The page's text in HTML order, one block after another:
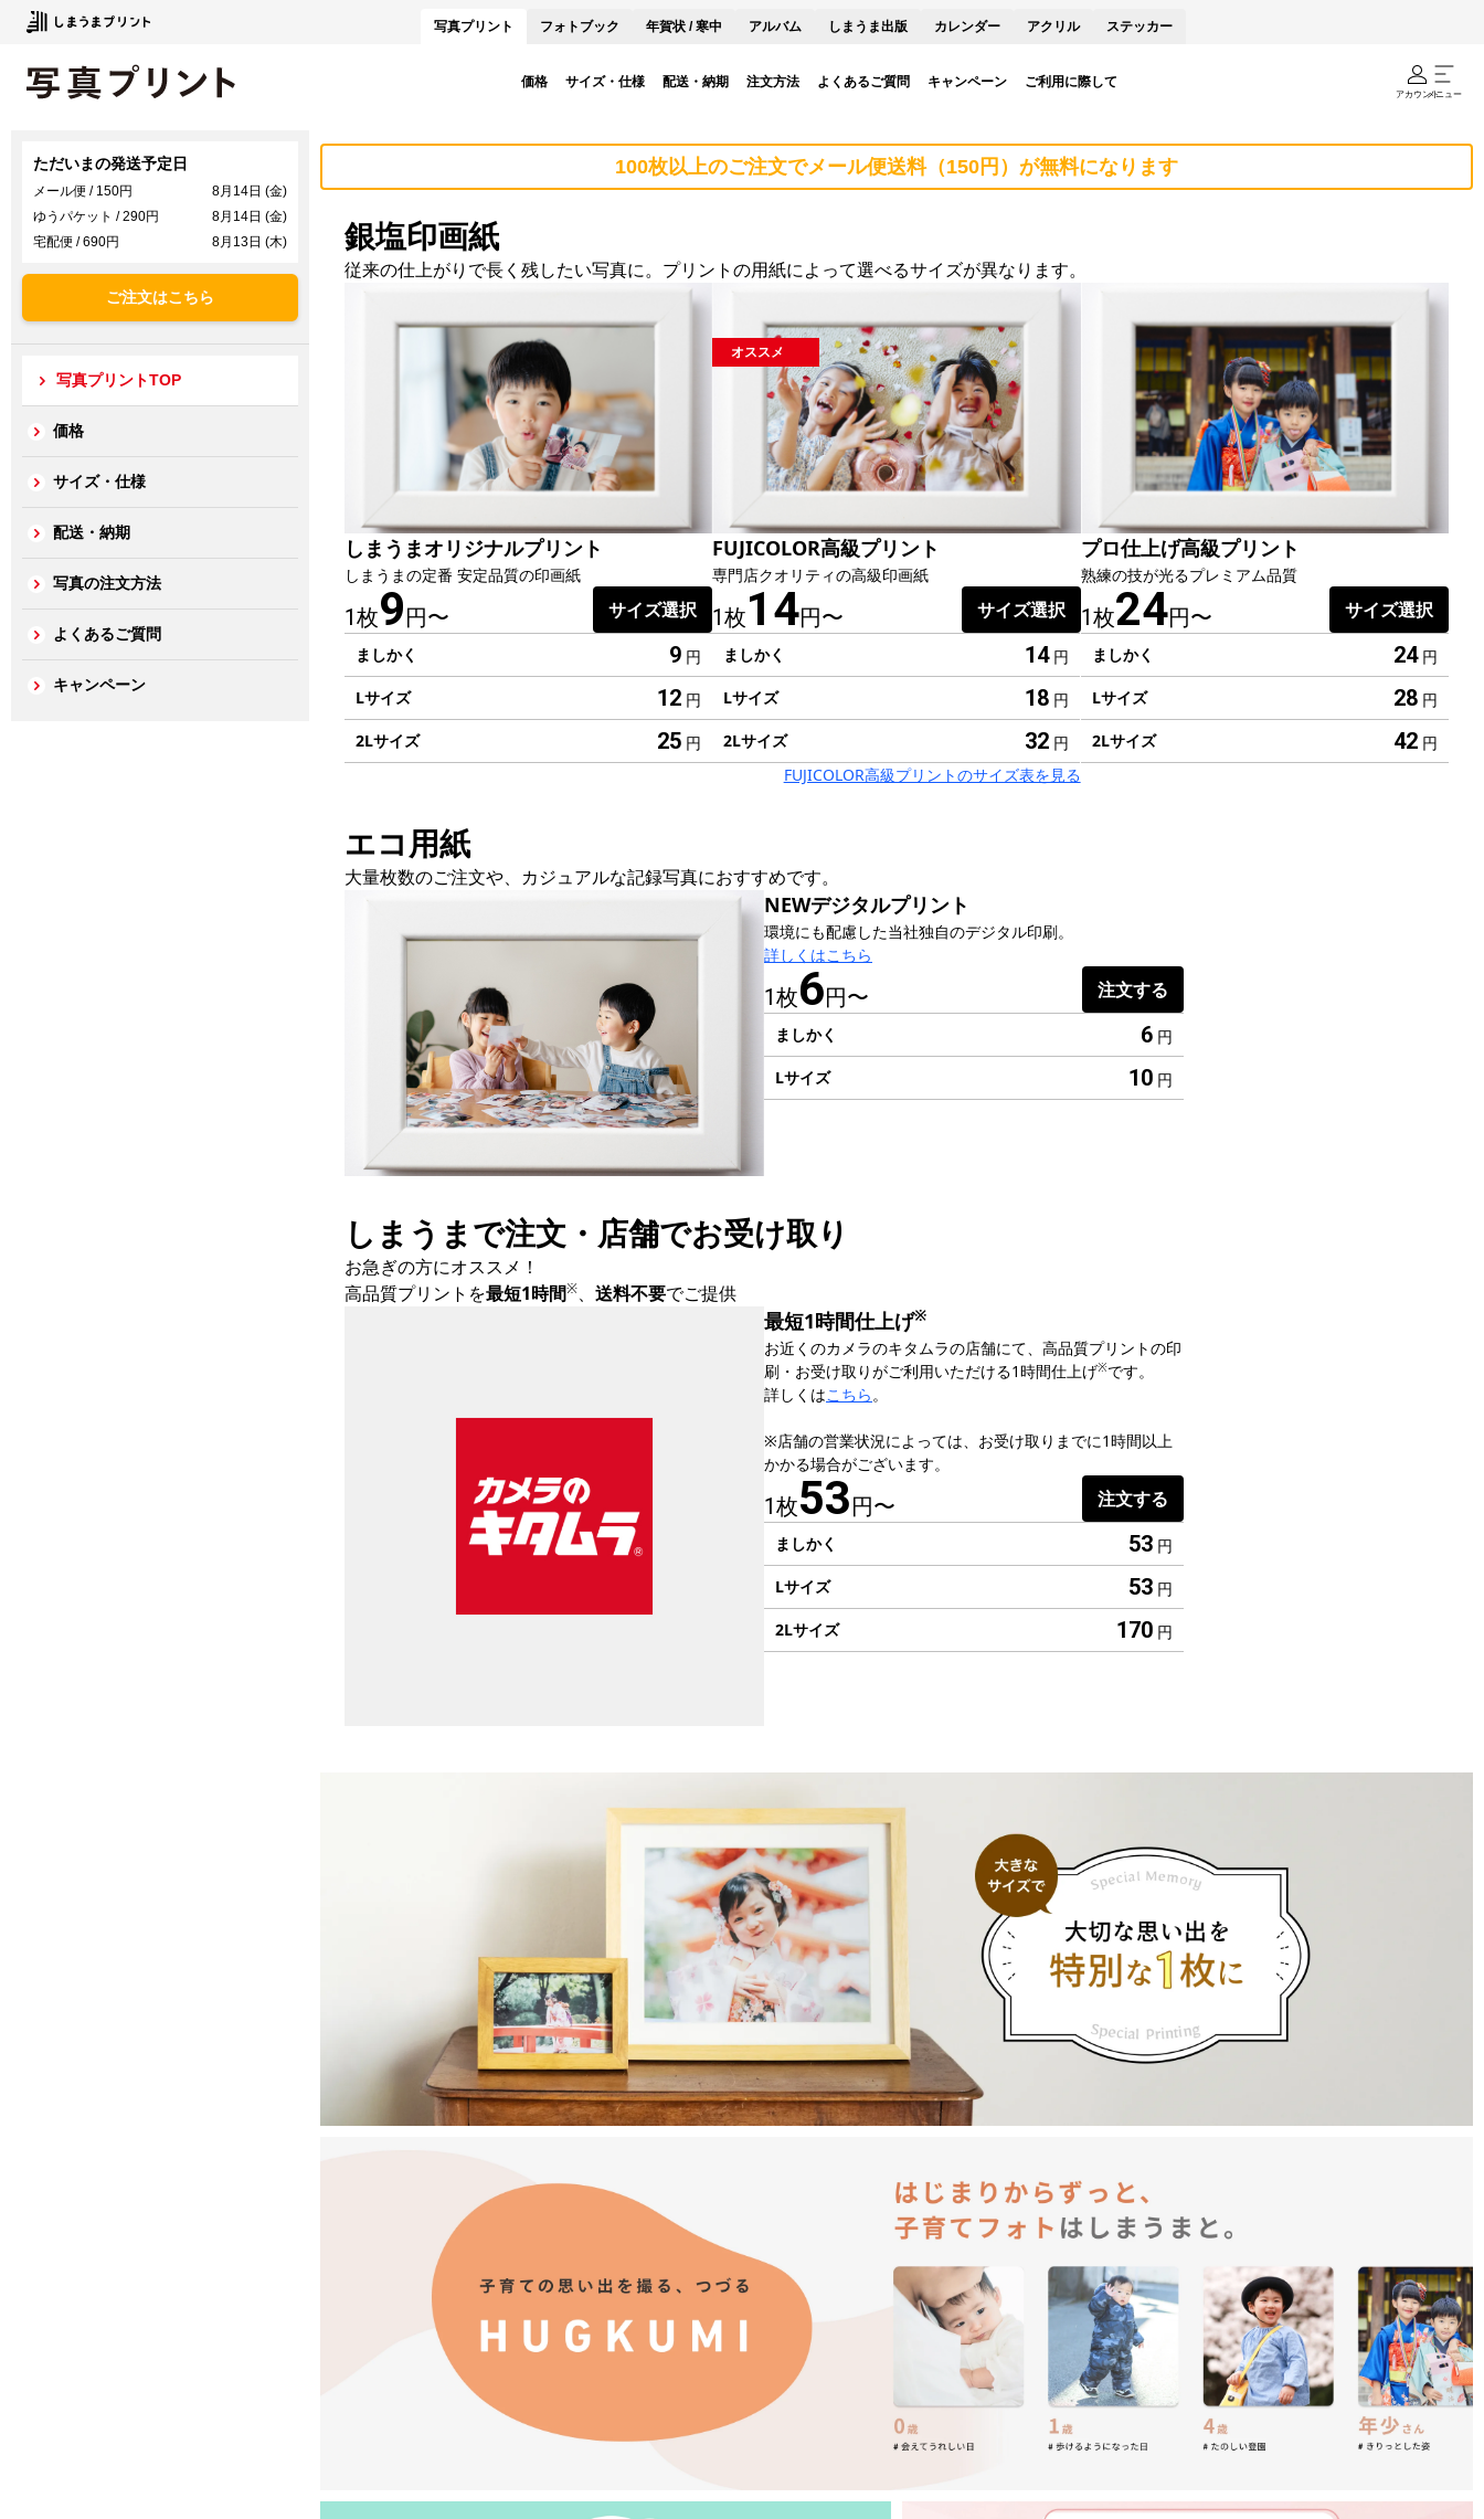
写真プリント フォトブック 年賀状 / 寒中 アルバム しまうま出版 カレンダー アクリル ステッカー
価格 サイズ・仕様 配送・納期 注文方法 よくあるご質問 キャンペーン ご利用に際して
アカウントメニュー
ただいまの発送予定日
メール便 / 150円
8月14日 (金)
ゆうパケット / 290円
8月14日 (金)
宅配便 / 690円
8月13日 (木)
ご注文はこちら
写真プリントTOP
価格
サイズ・仕様
配送・納期
写真の注文方法
よくあるご質問
キャンペーン
100枚以上のご注文でメール便送料（150円）が無料になります
銀塩印画紙
従来の仕上がりで長く残したい写真に。プリントの用紙によって選べるサイズが異なります。
しまうまオリジナルプリント
しまうまの定番 安定品質の印画紙
1枚9円〜 サイズ選択
ましかく 9 円
Lサイズ
12 円
2Lサイズ
25 円
オススメ
FUJICOLOR高級プリント
専門店クオリティの高級印画紙
1枚14円〜 サイズ選択
ましかく 14 円
Lサイズ
18 円
2Lサイズ
32 円
FUJICOLOR高級プリントのサイズ表を見る
プロ仕上げ高級プリント
熟練の技が光るプレミアム品質
1枚24円〜 サイズ選択
ましかく 24 円
Lサイズ
28 円
2Lサイズ
42 円
エコ用紙
大量枚数のご注文や、カジュアルな記録写真におすすめです。
NEWデジタルプリント
環境にも配慮した当社独自のデジタル印刷。
詳しくはこちら
1枚6円〜 注文する
ましかく 6 円
Lサイズ
10 円
しまうまで注文・店舗でお受け取り
お急ぎの方にオススメ！
高品質プリントを最短1時間※、 送料不要でご提供
最短1時間仕上げ※
お近くのカメラのキタムラの店舗にて、高品質プリントの印
刷・お受け取りがご利用いただける1時間仕上げ※です。
詳しくはこちら。
※店舗の営業状況によっては、お受け取りまでに1時間以上
かかる場合がございます。
1枚53円〜 注文する
ましかく 53 円
Lサイズ
53 円
2Lサイズ
170 円